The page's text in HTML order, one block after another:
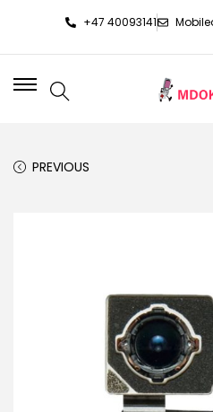
+47 40093141
PREVIOUS